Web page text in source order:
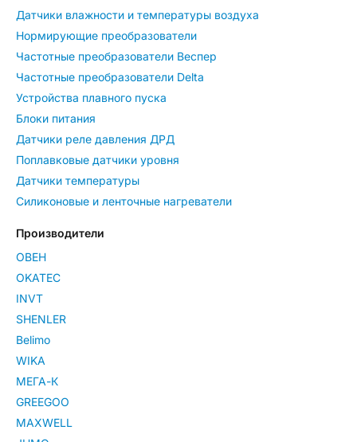
Датчики влажности и температуры воздуха
Нормирующие преобразователи
Частотные преобразователи Веспер
Частотные преобразователи Delta
Устройства плавного пуска
Блоки питания
Датчики реле давления ДРД
Поплавковые датчики уровня
Датчики температуры
Силиконовые и ленточные нагреватели
Производители
ОВЕН
OKATEC
INVT
SHENLER
Belimo
WIKA
МЕГА-К
GREEGOO
MAXWELL